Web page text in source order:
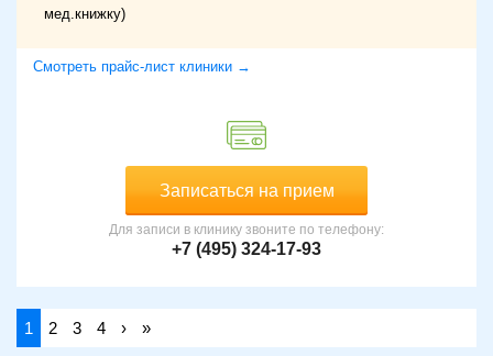
мед.книжку)
Смотреть прайс-лист клиники →
Записаться на прием
Для записи в клинику звоните по телефону:
+7 (495) 324-17-93
1 2 3 4 › »